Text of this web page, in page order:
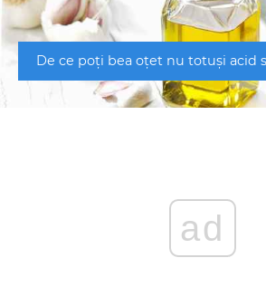
De ce poți bea oțet nu totuși acid
ad